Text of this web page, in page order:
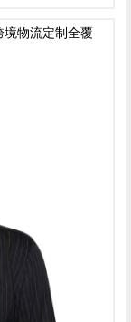
物流定制全覆